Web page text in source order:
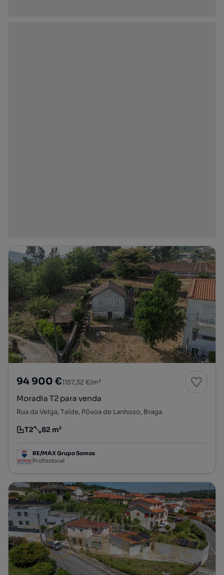
94 900 €1157,32 €/m²
Moradia T2 para venda
Rua da Veiga, Taíde, Póvoa de Lanhoso, Braga
Tipologia
T2
Preço por metro quadrado
82 m²
RE/MAX Grupo Somos
Profissional